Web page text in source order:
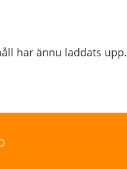
har ännu laddats upp.